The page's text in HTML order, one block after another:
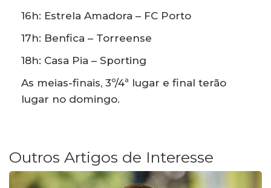
16h: Estrela Amadora – FC Porto
17h: Benfica – Torreense
18h: Casa Pia – Sporting
As meias-finais, 3º/4ª lugar e final terão
lugar no domingo.
Outros Artigos de Interesse